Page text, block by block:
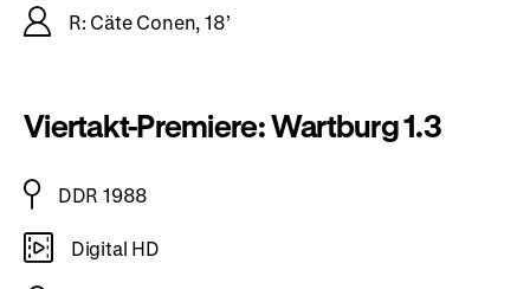
R: Cäte Conen, 18’
Viertakt-Premiere: Wartburg 1.3
DDR 1988
Digital HD